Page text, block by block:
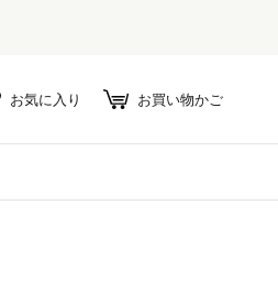
お気に入り お買い物かご